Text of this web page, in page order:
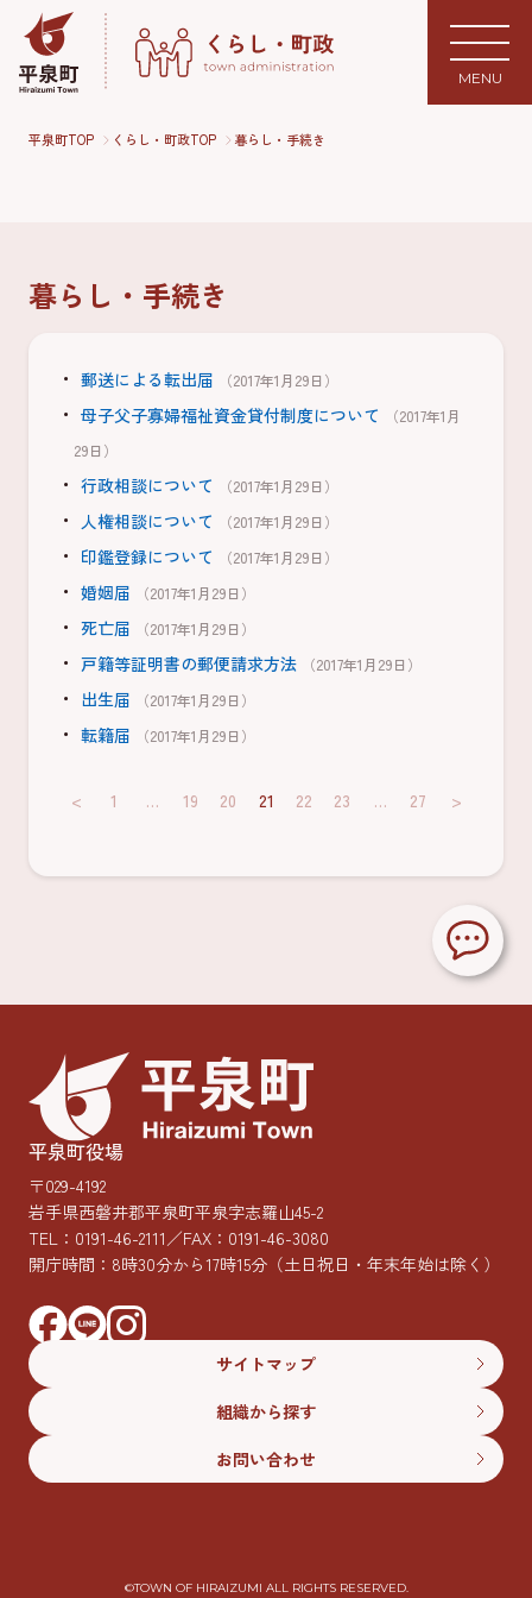
MENU
平泉町TOP くらし・町政TOP 暮らし・手続き
暮らし・手続き
郵送による転出届 （2017年1月29日）
母子父子寡婦福祉資金貸付制度について
（2017年1月
29日）
行政相談について （2017年1月29日）
人権相談について （2017年1月29日）
印鑑登録について （2017年1月29日）
婚姻届 （2017年1月29日）
死亡届 （2017年1月29日）
戸籍等証明書の郵便請求方法 （2017年1月29日）
出生届 （2017年1月29日）
転籍届 （2017年1月29日）
< 1 … 19 20 21 22 23 … 27 >
©︎TOWN OF HIRAIZUMI ALL RIGHTS RESERVED.
平泉町役場
〒029-4192
岩手県西磐井郡平泉町平泉字志羅山45-2
TEL： 0191-46-2111／FAX：0191-46-3080
開庁時間：8時30分から17時15分 （土日祝日・年末年始は除く）
サイトマップ
組織から探す
お問い合わせ